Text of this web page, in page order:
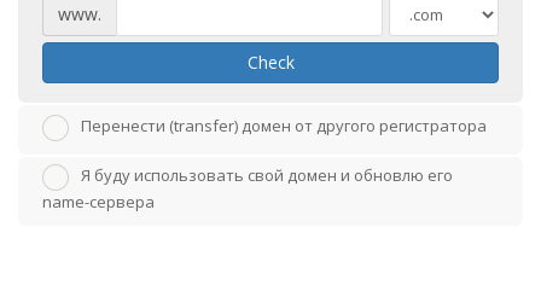
www.
Check
Перенести (transfer) домен от другого регистратора
Я буду использовать свой домен и обновлю его
name-сервера